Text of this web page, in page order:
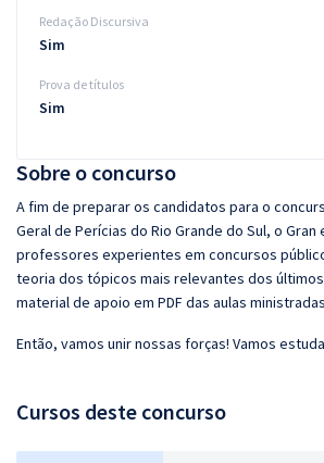
Sobre o concurso
A fim de preparar os candidatos para o
Geral de Perícias do Rio Grande do Sul, o
professores experientes em concursos
teoria dos tópicos mais relevantes dos
material de apoio em PDF das aulas
Então, vamos unir nossas forças! Vamos
Cursos deste concurso
Redação Discursiva
Sim
Prova de títulos
Sim